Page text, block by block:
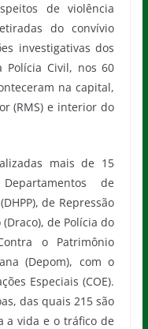
de violência
do convívio
investigativas dos
Polícia Civil, nos 60
na capital,
(RMS) e interior do
mais de 15
de
de Repressão
de Polícia do
o Patrimônio
(Depom), com o
Especiais (COE).
das quais 215 são
a vida e o tráfico de